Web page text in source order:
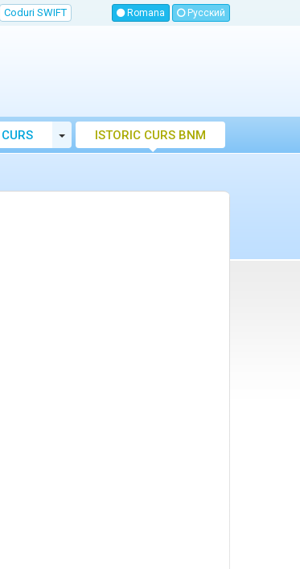
Coduri SWIFT Romana Русский
Toggle Dropdown
ISTORIC CURS BNM